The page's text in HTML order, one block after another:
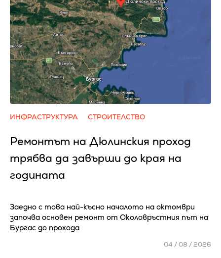
ИНФРАСТРУКТУРА СТРОИТЕЛСТВО
Ремонтът на Дюлинския проход
трябва да завърши до края на
годината
Заедно с това най-късно началото на октомври
започва основен ремонт от Околовръстния път на
Бургас до прохода
04 / 08 / 2026